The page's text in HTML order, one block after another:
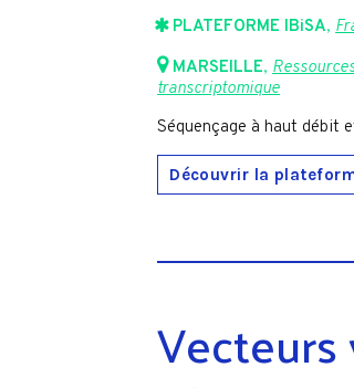
PLATEFORME IBiSA,
MARSEILLE,
transcriptomique
Séquençage à haut débit
Découvrir la